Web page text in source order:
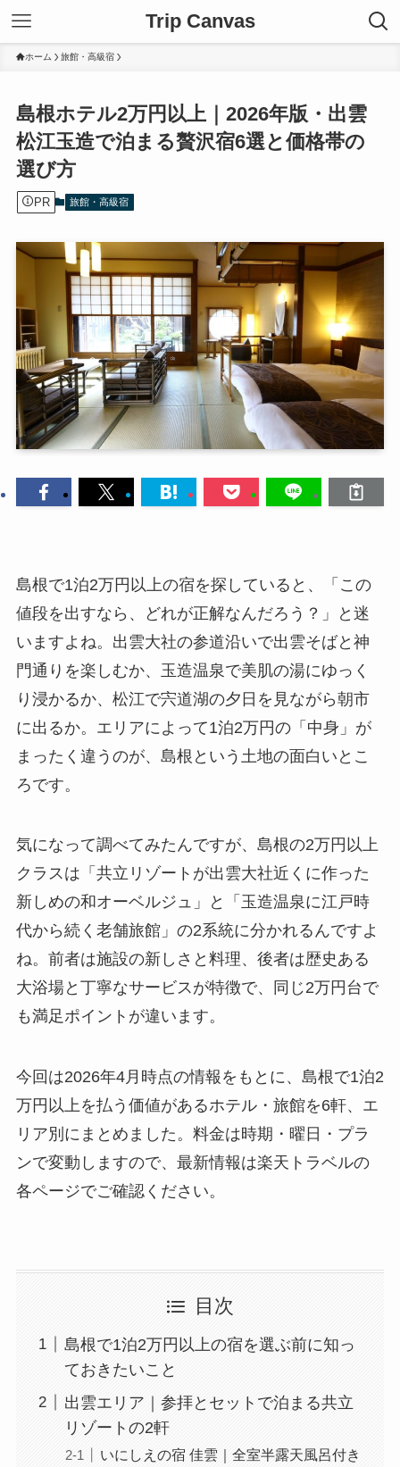
Trip Canvas
ホーム 旅館・高級宿
島根ホテル2万円以上｜2026年版・出雲
松江玉造で泊まる贅沢宿6選と価格帯の
選び方
PR 旅館・高級宿
島根で1泊2万円以上の宿を探していると、「この
値段を出すなら、どれが正解なんだろう？」と迷
いますよね。出雲大社の参道沿いで出雲そばと神
門通りを楽しむか、玉造温泉で美肌の湯にゆっく
り浸かるか、松江で宍道湖の夕日を見ながら朝市
に出るか。エリアによって1泊2万円の「中身」が
まったく違うのが、島根という土地の面白いとこ
ろです。
気になって調べてみたんですが、島根の2万円以上
クラスは「共立リゾートが出雲大社近くに作った
新しめの和オーベルジュ」と「玉造温泉に江戸時
代から続く老舗旅館」の2系統に分かれるんですよ
ね。前者は施設の新しさと料理、後者は歴史ある
大浴場と丁寧なサービスが特徴で、同じ2万円台で
も満足ポイントが違います。
今回は2026年4月時点の情報をもとに、島根で1泊2
万円以上を払う価値があるホテル・旅館を6軒、エ
リア別にまとめました。料金は時期・曜日・プラ
ンで変動しますので、最新情報は楽天トラベルの
各ページでご確認ください。
目次
島根で1泊2万円以上の宿を選ぶ前に知っ
ておきたいこと
出雲エリア｜参拝とセットで泊まる共立
リゾートの2軒
いにしえの宿 佳雲｜全室半露天風呂付き